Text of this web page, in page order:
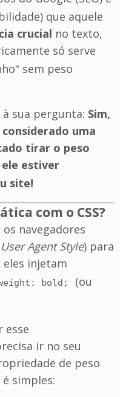
que aquele
crucial no texto,
só serve
sem peso
sua pergunta: Sim,
uma
tirar o peso
ele estiver
site!
com o CSS?
navegadores
User Agent Style) para
eles injetam
bold; (ou
esse
ir no seu
de peso
simples: